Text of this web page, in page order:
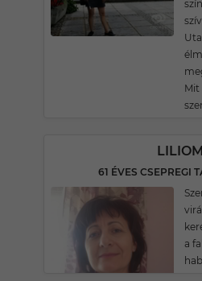
Mit
LILIOM
61 ÉVES CSEPREGI
a